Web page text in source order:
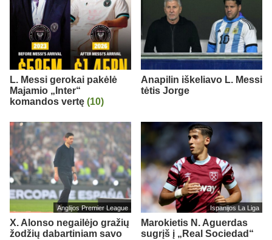
L. Messi gerokai pakėlė
Majamio „Inter“
komandos vertę (10)
Anapilin iškeliavo L. Messi
tėtis Jorge
Anglijos Premier League
X. Alonso negailėjo gražių
žodžių dabartiniam savo
Ispanijos La Liga
Marokietis N. Aguerdas
sugrįš į „Real Sociedad“